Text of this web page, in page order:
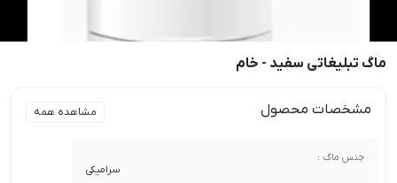
ماگ تبلیغاتی سفید - خام
مشخصات محصول مشاهده همه
جنس ماگ :
سرامیکی